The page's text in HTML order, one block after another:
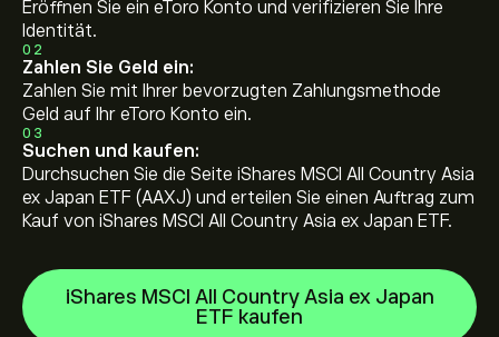
Eröffnen Sie ein eToro Konto und verifizieren Sie Ihre
Identität.
02
Zahlen Sie Geld ein:
Zahlen Sie mit Ihrer bevorzugten Zahlungsmethode
Geld auf Ihr eToro Konto ein.
03
Suchen und kaufen:
Durchsuchen Sie die Seite iShares MSCI All Country Asia
ex Japan ETF (AAXJ) und erteilen Sie einen Auftrag zum
Kauf von iShares MSCI All Country Asia ex Japan ETF.
iShares MSCI All Country Asia ex Japan
ETF kaufen